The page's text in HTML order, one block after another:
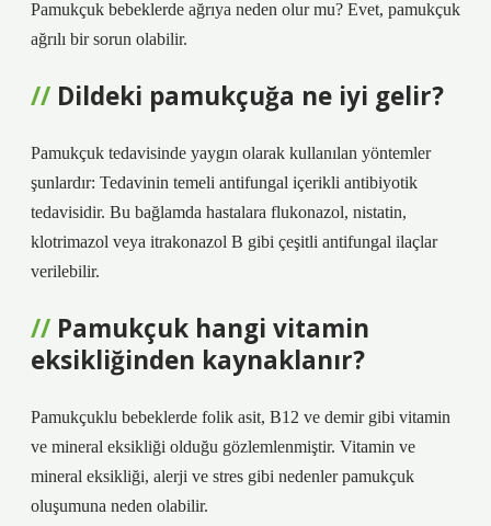
Pamukçuk bebeklerde ağrıya neden olur mu? Evet, pamukçuk
ağrılı bir sorun olabilir.
Dildeki pamukçuğa ne iyi gelir?
Pamukçuk tedavisinde yaygın olarak kullanılan yöntemler
şunlardır: Tedavinin temeli antifungal içerikli antibiyotik
tedavisidir. Bu bağlamda hastalara flukonazol, nistatin,
klotrimazol veya itrakonazol B gibi çeşitli antifungal ilaçlar
verilebilir.
Pamukçuk hangi vitamin
eksikliğinden kaynaklanır?
Pamukçuklu bebeklerde folik asit, B12 ve demir gibi vitamin
ve mineral eksikliği olduğu gözlemlenmiştir. Vitamin ve
mineral eksikliği, alerji ve stres gibi nedenler pamukçuk
oluşumuna neden olabilir.